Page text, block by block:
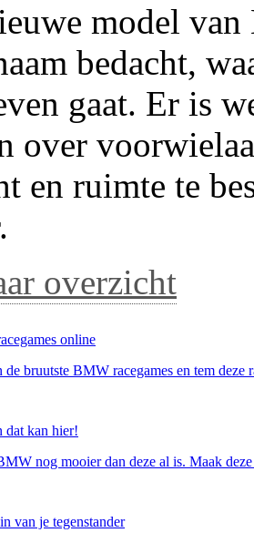
model
bedacht,
gaat. Er is
over
en ruimte te
overzicht
online
bruutste BMW racegames en tem deze
dat kan hier!
nog mooier dan deze al is. Maak
van je tegenstander